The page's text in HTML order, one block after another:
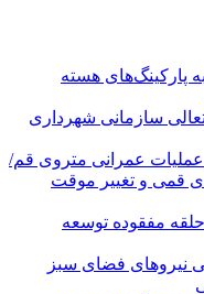
خودرو به پارکینگ‌های هسته
سازمانی شهرداری
عمرانی متروی قم/
قمی و تغییر موقت
مفقوده توسعه
نیروهای فضای سبز